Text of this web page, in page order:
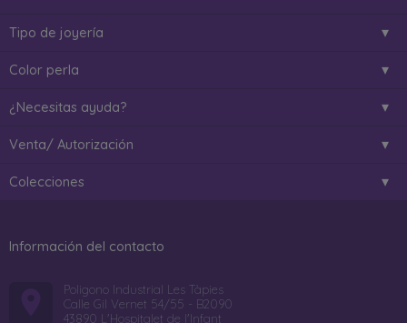
Tipo de joyería
Color perla
¿Necesitas ayuda?
Venta/ Autorización
Colecciones
Información del contacto
Poligono Industrial Les Tàpies
Calle Gil Vernet 54/55 - B2090
43890 L'Hospitalet de l'Infant